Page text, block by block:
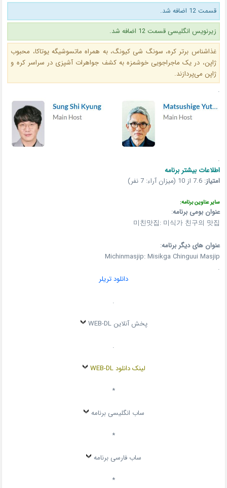
قسمت 12 اضافه شد.
زیرنویس انگلیسی قسمت 12 اضافه شد.
غذاشناس برتر کره، سونگ شی کیونگ، به همراه ماتسوشیگه یوتاکا، محبوب
ژاپن، در یک ماجراجویی خوشمزه به کشف جواهرات آشپزی در سراسر کره و
ژاپن می‌پردازند.
.
.
اطلاعات بیشتر برنامه
امتیاز:7.6 از 10 (میزان آراء: 7 نفر)
سایر عناوین برنامه:
عنوان بومی برنامه:
미친맛집: 미식가 친구의 맛집
عنوان های دیگر برنامه:
Michinmasjip: Misikga Chinguui Masjip
.
دانلود تریلر
.
پخش آنلاین WEB-DL
.
لینک دانلود WEB-DL
*
ساب انگلیسی برنامه
*
ساب فارسی برنامه
*